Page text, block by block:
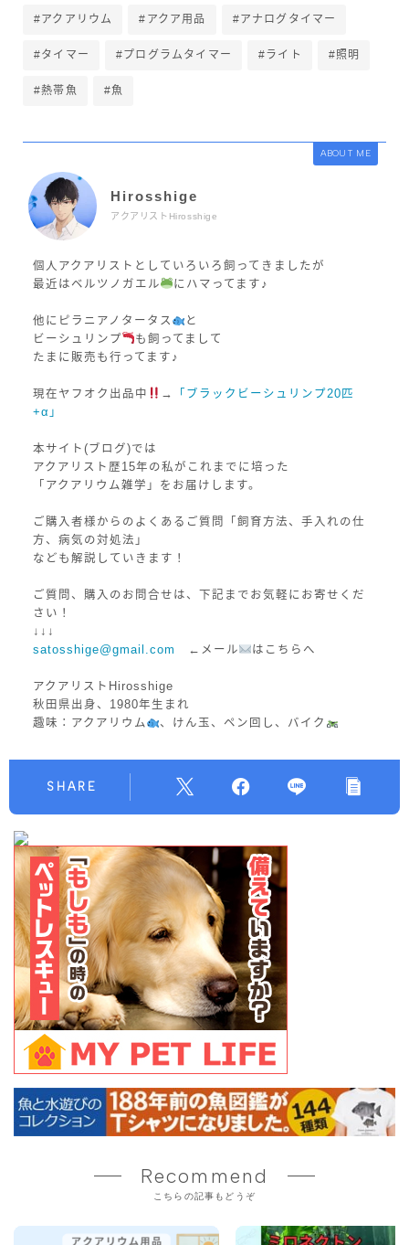
#アクアリウム #アクア用品 #アナログタイマー
#タイマー #プログラムタイマー #ライト #照明
#熱帯魚 #魚
ABOUT ME
Hirosshige
アクアリストHirosshige
個人アクアリストとしていろいろ飼ってきましたが
最近はベルツノガエル
にハマってます♪
他にピラニアノタータス
と
ビーシュリンプ
も飼ってまして
たまに販売も行ってます♪
現在ヤフオク出品中 →
「ブラックビーシュリンプ20匹
+α」
本サイト(ブログ)では
アクアリスト歴15年の私がこれまでに培った
「アクアリウム雑学」をお届けします。
ご購入者様からのよくあるご質問「飼育方法、手入れの仕
方、病気の対処法」
なども解説していきます！
ご質問、購入のお問合せは、下記までお気軽にお寄せくだ
さい！
↓↓↓
satosshige@gmail.com
←メール はこちらへ
アクアリストHirosshige
秋田県出身、1980年生まれ
趣味：アクアリウム
、けん玉、ペン回し、バイク
SHARE
Recommend
こちらの記事もどうぞ